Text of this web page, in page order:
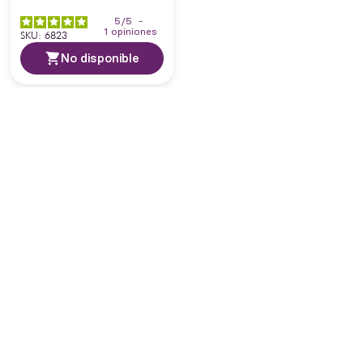
5 /5
-
1 opiniones
SKU: 6823
No disponible